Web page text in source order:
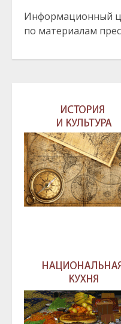
Информационный
по материалам